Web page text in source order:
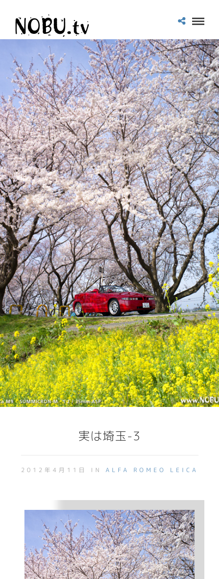
実は埼玉-3
2012年4月11日 IN ALFA ROMEO LEICA